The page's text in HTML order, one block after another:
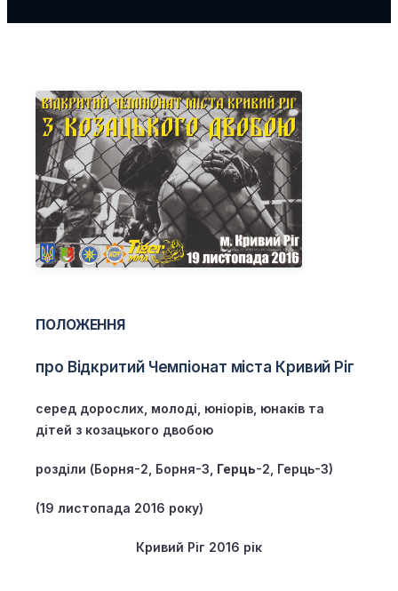
ПОЛОЖЕННЯ
про Відкритий Чемпіонат міста Кривий Ріг
серед дорослих, молоді, юніорів, юнаків та
дітей з козацького двобою
розділи (Борня-2, Борня-3, Герць-2, Герць-3)
(19 листопада 2016 року)
Кривий Ріг 2016 рік